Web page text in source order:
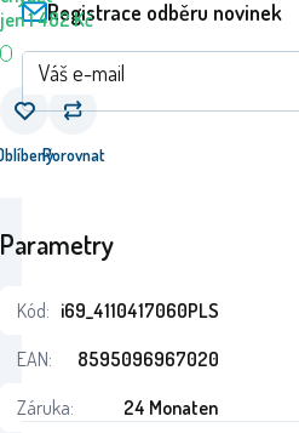
jen1 482 Kč
Porovnat
Parametry
Kód: i69_4110417060PLS
EAN:
8595096967020
Záruka:
24 Monaten
Registrace odběru novinek